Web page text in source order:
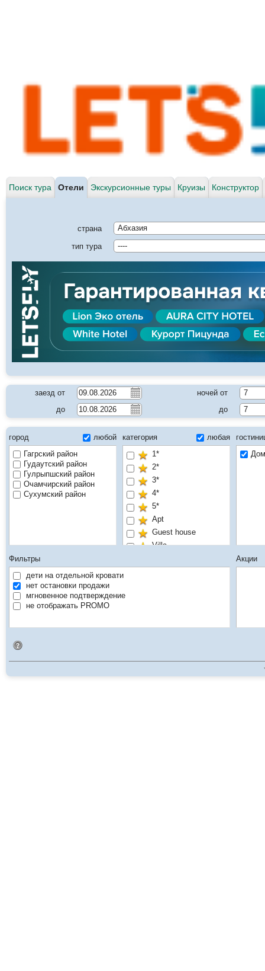
Поиск тура Отели Экскурсионные туры Круизы Конструктор
страна
Абхазия
тип тура
----
заезд от ночей от
7
до
до 7
город
любой
Гагрский район
Гудаутский район
Гулрыпшский район
Очамчирский район
Сухумский район
категория
любая
1*
2*
3*
4*
5*
Apt
Guest house
Villa
Фильтры
дети на отдельной кровати
нет остановки продажи
мгновенное подтверждение
не отображать PROMO
Акции